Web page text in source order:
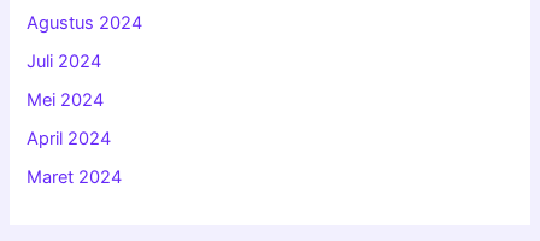
Agustus 2024
Juli 2024
Mei 2024
April 2024
Maret 2024